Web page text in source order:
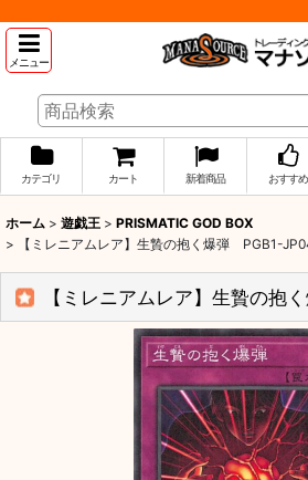
メニュー
カテゴリ カート 新着商品 おすすめ
ホーム > 遊戯王 > PRISMATIC GOD BOX
>
【ミレニアムレア】生贄の抱く爆弾 PGB1-
【ミレニアムレア】生贄の